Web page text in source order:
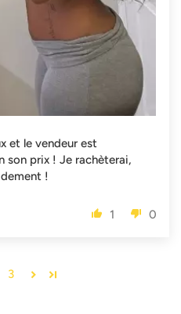
et le vendeur est
son prix ! Je rachèterai,
!
1 0
3